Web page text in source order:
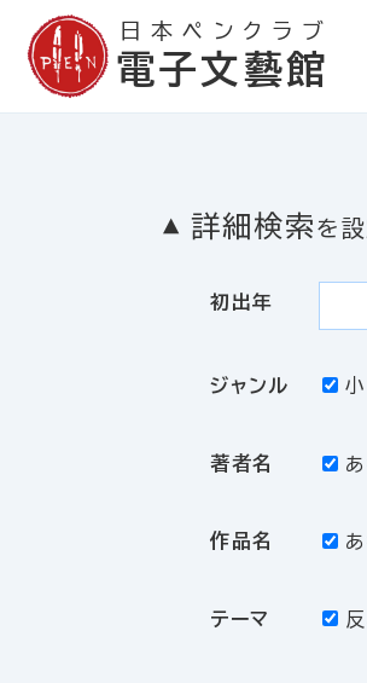
日本ペンクラブ
電子文藝館
詳細検索 を
初出年
ジャンル
著者名
作品名
テーマ